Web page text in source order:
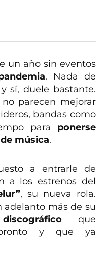
un año sin eventos
. Nada de
sí, duele bastante.
parecen mejorar
bandas como
para ponerse
música.
a entrarle de
a los estrenos del
, su nueva rola.
adelanto más de su
que
y que ya